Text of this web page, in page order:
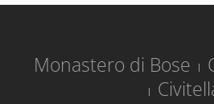
Monastero di Bose